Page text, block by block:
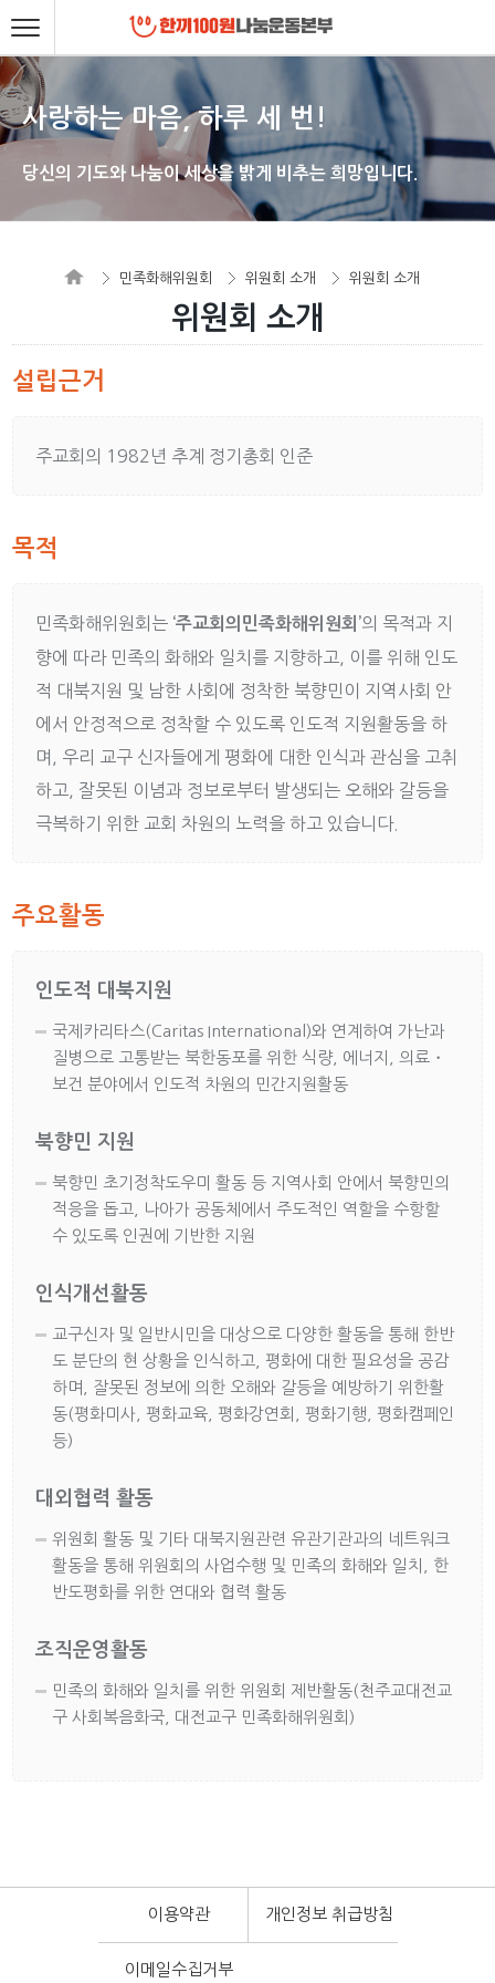
사랑하는 마음, 하루 세 번!
당신의 기도와 나눔이 세상을 밝게 비추는 희망입니다.
민족화해위원회 위원회 소개 위원회 소개
위원회 소개
설립근거
주교회의 1982년 추계 정기총회 인준
목적
민족화해위원회는 ‘주교회의민족화해위원회’의 목적과 지
향에 따라 민족의 화해와 일치를 지향하고, 이를 위해 인도
적 대북지원 및 남한 사회에 정착한 북향민이 지역사회 안
에서 안정적으로 정착할 수 있도록 인도적 지원활동을 하
며, 우리 교구 신자들에게 평화에 대한 인식과 관심을 고취
하고, 잘못된 이념과 정보로부터 발생되는 오해와 갈등을
극복하기 위한 교회 차원의 노력을 하고 있습니다.
주요활동
인도적 대북지원
국제카리타스(Caritas International)와 연계하여 가난과
질병으로 고통받는 북한동포를 위한 식량, 에너지, 의료・
보건 분야에서 인도적 차원의 민간지원활동
북향민 지원
북향민 초기정착도우미 활동 등 지역사회 안에서 북향민의
적응을 돕고, 나아가 공동체에서 주도적인 역할을 수항할
수 있도록 인권에 기반한 지원
인식개선활동
교구신자 및 일반시민을 대상으로 다양한 활동을 통해 한반
도 분단의 현 상황을 인식하고, 평화에 대한 필요성을 공감
하며, 잘못된 정보에 의한 오해와 갈등을 예방하기 위한활
동(평화미사, 평화교육, 평화강연회, 평화기행, 평화캠페인
등)
대외협력 활동
위원회 활동 및 기타 대북지원관련 유관기관과의 네트워크
활동을 통해 위원회의 사업수행 및 민족의 화해와 일치, 한
반도평화를 위한 연대와 협력 활동
조직운영활동
민족의 화해와 일치를 위한 위원회 제반활동(천주교대전교
구 사회복음화국, 대전교구 민족화해위원회)
이용약관 개인정보 취급방침
이메일수집거부